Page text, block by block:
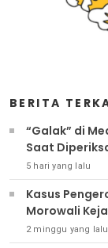
BERITA
“Galak” di
Saat
5 hari yang lalu
Kasus
Morowali
2 minggu yang lalu